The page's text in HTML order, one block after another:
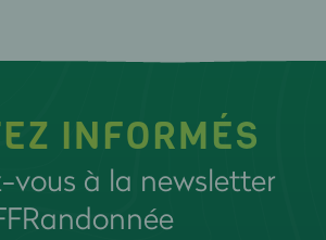
INFORMÉS
vous à la newsletter